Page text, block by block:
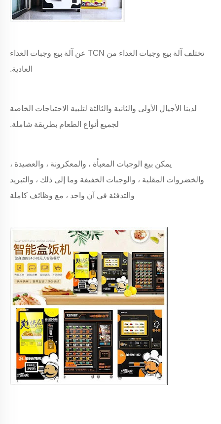
تختلف آلة بيع وجبات الغداء من TCN عن آلة بيع وجبات الغداء
العادية.
لدينا الأجيال الأولى والثانية والثالثة لتلبية الاحتياجات الخاصة
لجميع أنواع الطعام بطريقة شاملة.
يمكن بيع الوجبات المعبأة ، والمعكرونة ، والعصيدة ،
والخضروات المقلية ، والوجبات الخفيفة وما إلى ذلك ، والتبريد
والتدفئة في آن واحد ، مع وظائف كاملة